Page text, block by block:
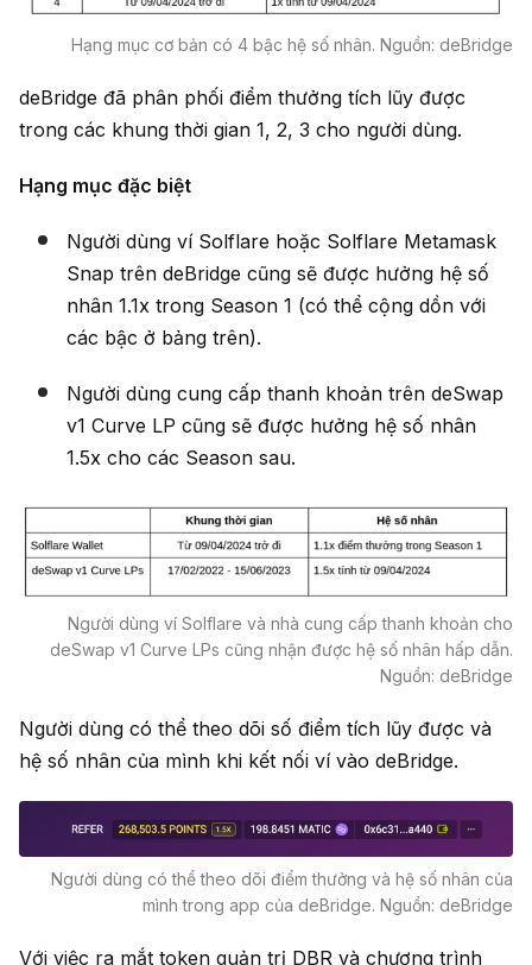
Hạng mục cơ bản có 4 bậc hệ số nhân. Nguồn: deBridge
deBridge đã phân phối điểm thưởng tích lũy được
trong các khung thời gian 1, 2, 3 cho người dùng.
Hạng mục đặc biệt
Người dùng ví Solflare hoặc Solflare Metamask
Snap trên deBridge cũng sẽ được hưởng hệ số
nhân 1.1x trong Season 1 (có thể cộng dồn với
các bậc ở bảng trên).
Người dùng cung cấp thanh khoản trên deSwap
v1 Curve LP cũng sẽ được hưởng hệ số nhân
1.5x cho các Season sau.
Người dùng ví Solflare và nhà cung cấp thanh khoản cho
deSwap v1 Curve LPs cũng nhận được hệ số nhân hấp dẫn.
Nguồn: deBridge
Người dùng có thể theo dõi số điểm tích lũy được và
hệ số nhân của mình khi kết nối ví vào deBridge.
Người dùng có thể theo dõi điểm thưởng và hệ số nhân của
mình trong app của deBridge. Nguồn: deBridge
Với việc ra mắt token quản trị DBR và chương trình